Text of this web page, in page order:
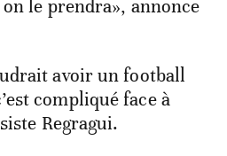
le prendra», annonce
avoir un football
compliqué face à
Regragui.